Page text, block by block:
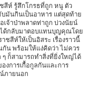
สีห์ รู้สึกโกรธที่ถูก หนู ตัว
มันกินเป็นอาหาร แต่สุดท้าย
เจ้าป่าพลาดท่าถูก บ่วงนัยน์
ด้กลับมาตอบแทนบุญคุณโดย
สีห์ให้เป็นอิสระ เรื่องราวนี้
กัน พร้อมให้แง่คิดว่า ไม่ควร
ๆ ก็สามารถทำสิ่งที่ยิ่งใหญ่ได้
งการเกื้อกูลกันและการ
ภายนอก